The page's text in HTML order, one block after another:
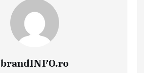
brandINFO.ro